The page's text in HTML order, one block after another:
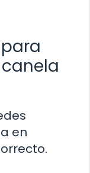
en